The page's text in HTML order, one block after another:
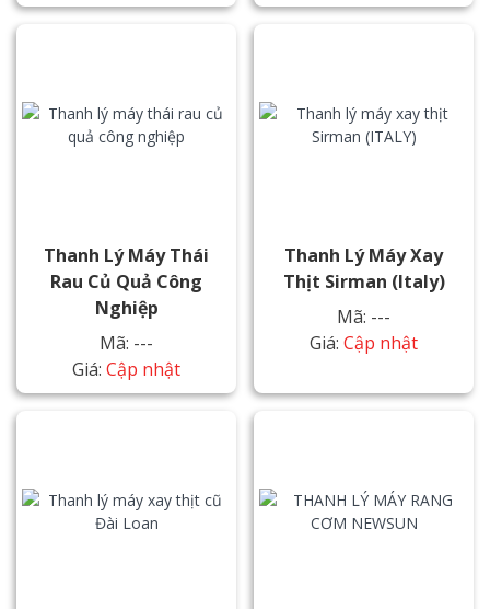
Thanh Lý Máy Thái
Rau Củ Quả Công
Nghiệp
Mã: ---
Giá: Cập nhật
Thanh Lý Máy Xay
Thịt Sirman (Italy)
Mã: ---
Giá: Cập nhật